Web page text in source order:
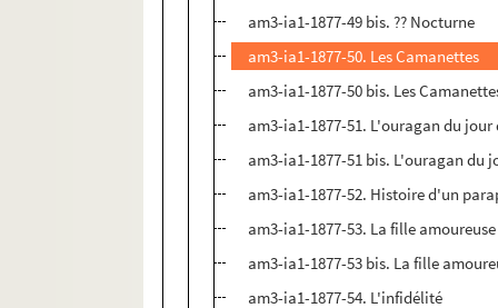
am3-ia1-1877-49 bis. ?? Nocturne
am3-ia1-1877-50. Les Camanettes
am3-ia1-1877-50 bis. Les
am3-ia1-1877-51. L'ouragan du
am3-ia1-1877-51 bis. L'ouragan du
am3-ia1-1877-52. Histoire d'un
am3-ia1-1877-53. La fille amoureuse
am3-ia1-1877-53 bis. La fille
am3-ia1-1877-54. L'infidélité